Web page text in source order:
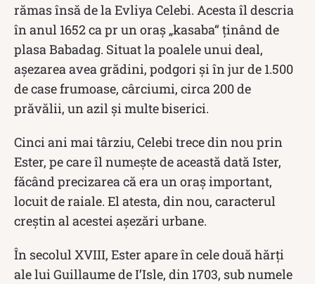
rămas însă de la Evliya Celebi. Acesta îl descria
în anul 1652 ca pr un oraş „kasaba“ ţinând de
plasa Babadag. Situat la poalele unui deal,
așezarea avea grădini, podgori şi în jur de 1.500
de case frumoase, cârciumi, circa 200 de
prăvălii, un azil şi multe biserici.
Cinci ani mai târziu, Celebi trece din nou prin
Ester, pe care îl numeşte de această dată Ister,
făcând precizarea că era un oraş important,
locuit de raiale. El atesta, din nou, caracterul
creştin al acestei aşezări urbane.
În secolul XVIII, Ester apare în cele două hărţi
ale lui Guillaume de I’Isle, din 1703, sub numele